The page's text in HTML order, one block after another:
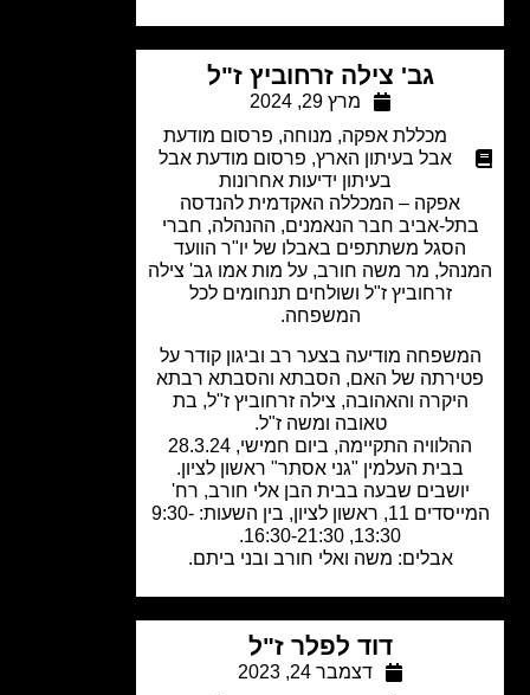
גב' צילה זרחוביץ ז"ל
מרץ 29, 2024
מכללת אפקה,מנוחה, פרסום מודעת
אבל בעיתון הארץ,פרסום מודעת אבל
בעיתון ידיעות אחרונות
אפקה – המכללה האקדמית להנדסה
אביב חבר הנאמנים, ההנהלה, חברי
הסגל משתתפים באבלו של יו"ר הוועד
מר משה חורב, על מות אמו גב' צילה
זרחוביץ ז"ל ושולחים תנחומים לכל
המשפחה.
מודיעה בצער רב וביגון קודר על
של האם, הסבתא והסבתא רבתא
היקרה והאהובה, צילה זרחוביץ ז"ל, בת
טאובה ומשה ז"ל.
ההלוויה התקיימה, ביום חמישי, 28.3.24
בבית העלמין "גני אסתר" ראשון לציון.
יושבים שבעה בבית הבן אלי חורב, רח'
המייסדים 11, ראשון לציון, בין השעות: 9:30-
אבלים: משה ואלי חורב ובני ביתם.
דוד לפלר ז"ל
דצמבר 24, 2023